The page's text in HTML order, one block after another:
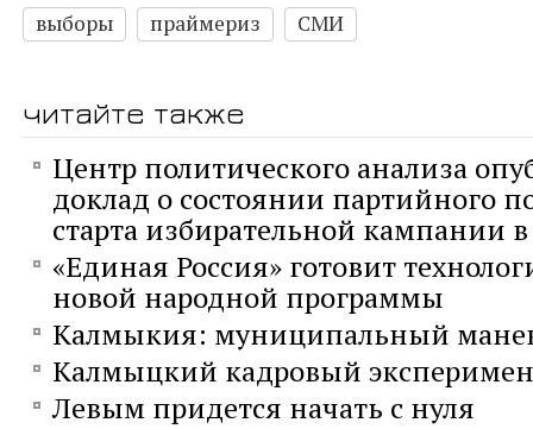
выборы праймериз СМИ
читайте также
Центр политического анализа
доклад о состоянии партийного
старта избирательной кампании
«Единая Россия» готовит
новой народной программы
Калмыкия: муниципальный
Калмыцкий кадровый
Левым придется начать с нуля